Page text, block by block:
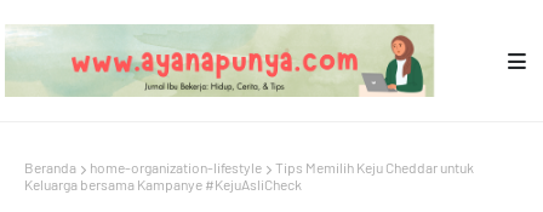
Beranda home-organization-lifestyle
Tips Memilih Keju Cheddar untuk
Keluarga bersama Kampanye #KejuAsliCheck